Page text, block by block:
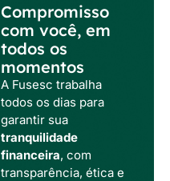
Compromisso
com você, em
todos os
momentos
A Fusesc trabalha
todos os dias para
garantir sua
tranquilidade
financeira, com
transparência, ética e